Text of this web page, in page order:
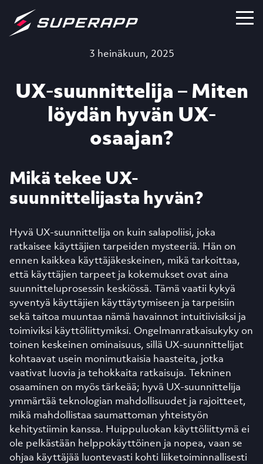
3 heinäkuun, 2025
UX-suunnittelija – Miten
löydän hyvän UX-
osaajan?
Mikä tekee UX-
suunnittelijasta hyvän?
Hyvä UX-suunnittelija on kuin salapoliisi, joka
ratkaisee käyttäjien tarpeiden mysteeriä. Hän on
ennen kaikkea käyttäjäkeskeinen, mikä tarkoittaa,
että käyttäjien tarpeet ja kokemukset ovat aina
suunnitteluprosessin keskiössä. Tämä vaatii kykyä
syventyä käyttäjien käyttäytymiseen ja tarpeisiin
sekä taitoa muuntaa nämä havainnot intuitiivisiksi ja
toimiviksi käyttöliittymiksi. Ongelmanratkaisukyky on
toinen keskeinen ominaisuus, sillä UX-suunnittelijat
kohtaavat usein monimutkaisia haasteita, jotka
vaativat luovia ja tehokkaita ratkaisuja. Tekninen
osaaminen on myös tärkeää; hyvä UX-suunnittelija
ymmärtää teknologian mahdollisuudet ja rajoitteet,
mikä mahdollistaa saumattoman yhteistyön
kehitystiimin kanssa. Huippuluokan käyttöliittymä ei
ole pelkästään helppokäyttöinen ja nopea, vaan se
ohjaa käyttäjää luontevasti kohti liiketoiminnallisesti